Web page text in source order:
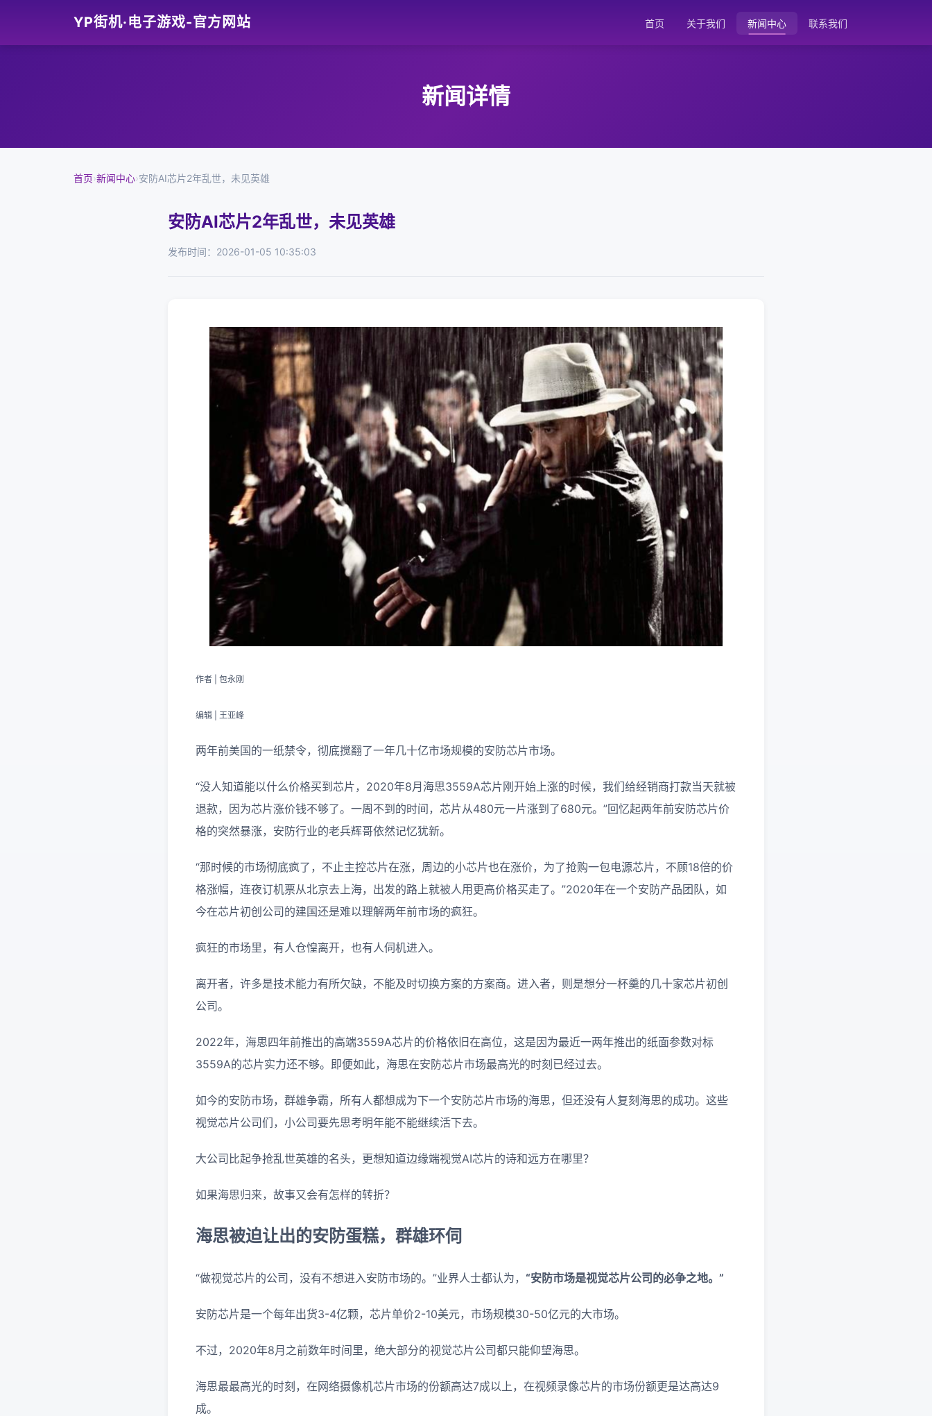
YP街机·电子游戏-官方网站 首页 关于我们 新闻中心 联系我们
新闻详情
首页›新闻中心›安防AI芯片2年乱世，未见英雄
安防AI芯片2年乱世，未见英雄
发布时间：2026-01-05 10:35:03
作者 | 包永刚
编辑 | 王亚峰
两年前美国的一纸禁令，彻底搅翻了一年几十亿市场规模的安防芯片市场。
“没人知道能以什么价格买到芯片，2020年8月海思3559A芯片刚开始上涨的时候，我们给经销商打款当天就被
退款，因为芯片涨价钱不够了。一周不到的时间，芯片从480元一片涨到了680元。”回忆起两年前安防芯片价
格的突然暴涨，安防行业的老兵辉哥依然记忆犹新。
“那时候的市场彻底疯了，不止主控芯片在涨，周边的小芯片也在涨价，为了抢购一包电源芯片，不顾18倍的价
格涨幅，连夜订机票从北京去上海，出发的路上就被人用更高价格买走了。”2020年在一个安防产品团队，如
今在芯片初创公司的建国还是难以理解两年前市场的疯狂。
疯狂的市场里，有人仓惶离开，也有人伺机进入。
离开者，许多是技术能力有所欠缺，不能及时切换方案的方案商。进入者，则是想分一杯羹的几十家芯片初创
公司。
2022年，海思四年前推出的高端3559A芯片的价格依旧在高位，这是因为最近一两年推出的纸面参数对标
3559A的芯片实力还不够。即便如此，海思在安防芯片市场最高光的时刻已经过去。
如今的安防市场，群雄争霸，所有人都想成为下一个安防芯片市场的海思，但还没有人复刻海思的成功。这些
视觉芯片公司们，小公司要先思考明年能不能继续活下去。
大公司比起争抢乱世英雄的名头，更想知道边缘端视觉AI芯片的诗和远方在哪里？
如果海思归来，故事又会有怎样的转折？
海思被迫让出的安防蛋糕，群雄环伺
“做视觉芯片的公司，没有不想进入安防市场的。”业界人士都认为， “安防市场是视觉芯片公司的必争之地。”
安防芯片是一个每年出货3-4亿颗，芯片单价2-10美元，市场规模30-50亿元的大市场。
不过，2020年8月之前数年时间里，绝大部分的视觉芯片公司都只能仰望海思。
海思最最高光的时刻，在网络摄像机芯片市场的份额高达7成以上，在视频录像芯片的市场份额更是达高达9
成。